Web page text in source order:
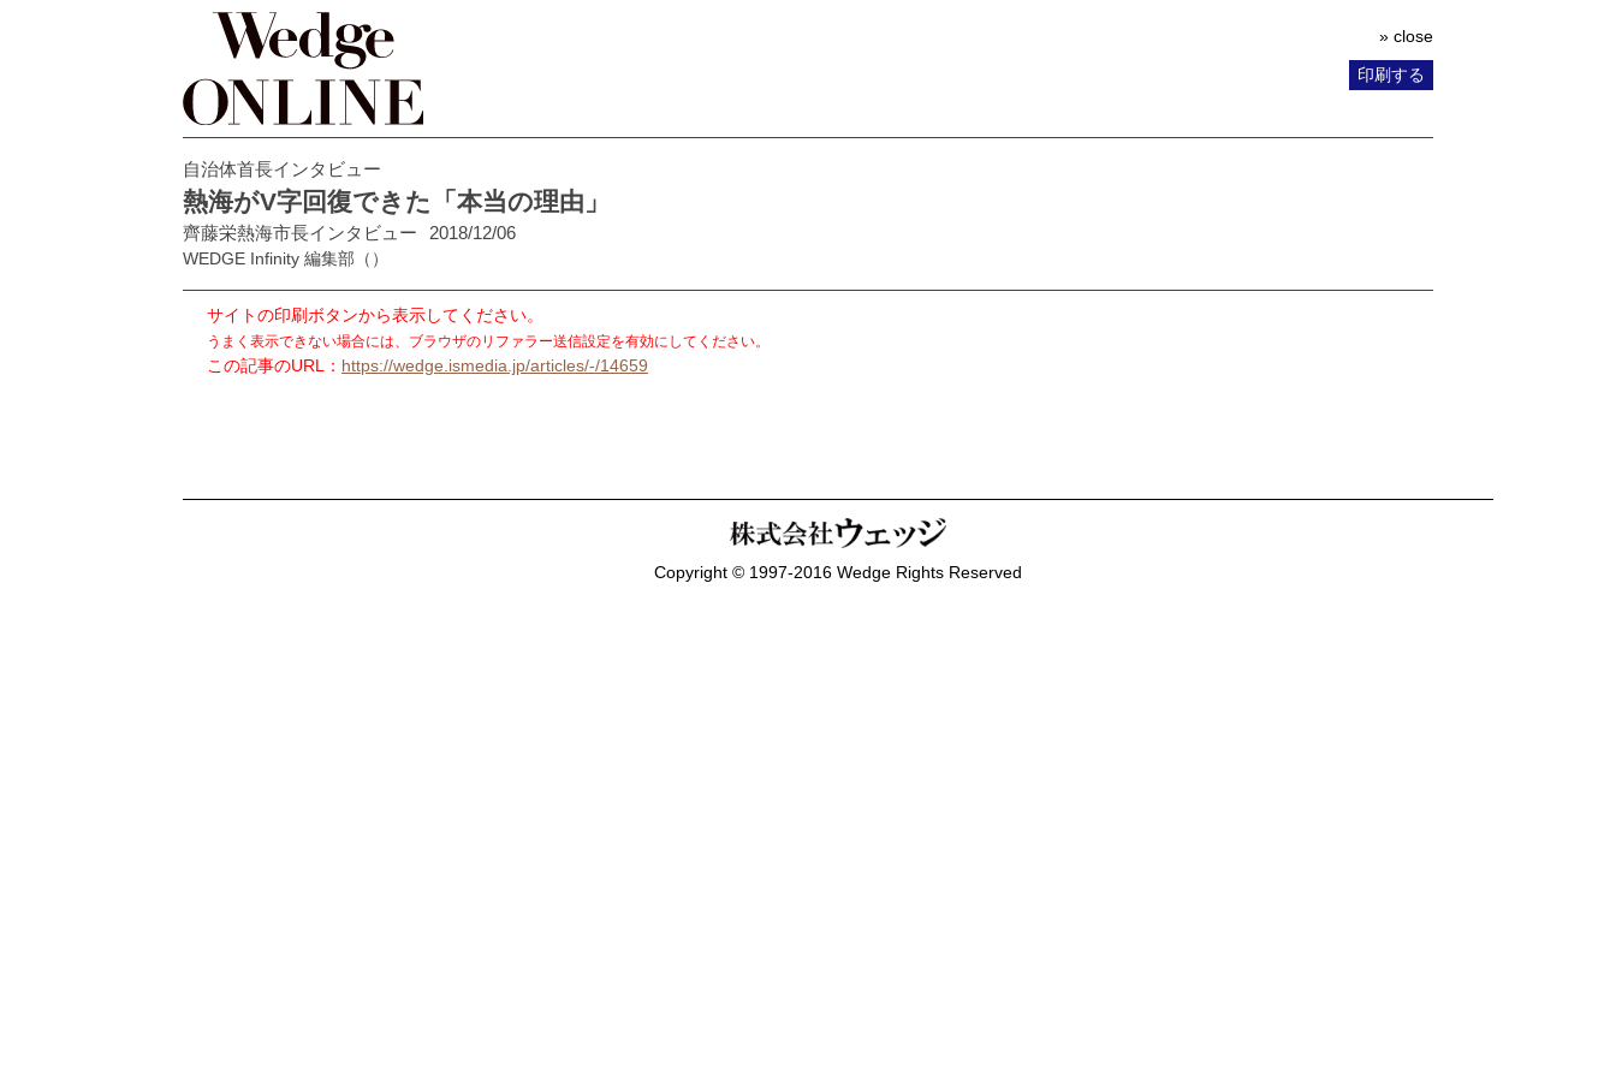
» close
印刷する
自治体首長インタビュー
熱海がV字回復できた「本当の理由」
齊藤栄熱海市長インタビュー 2018/12/06
WEDGE Infinity 編集部 （）
サイトの印刷ボタンから表示してください。
うまく表示できない場合には、ブラウザのリファラー送信設定を有効にしてください。
この記事のURL： https://wedge.ismedia.jp/articles/-/14659
Copyright © 1997-2016 Wedge Rights Reserved